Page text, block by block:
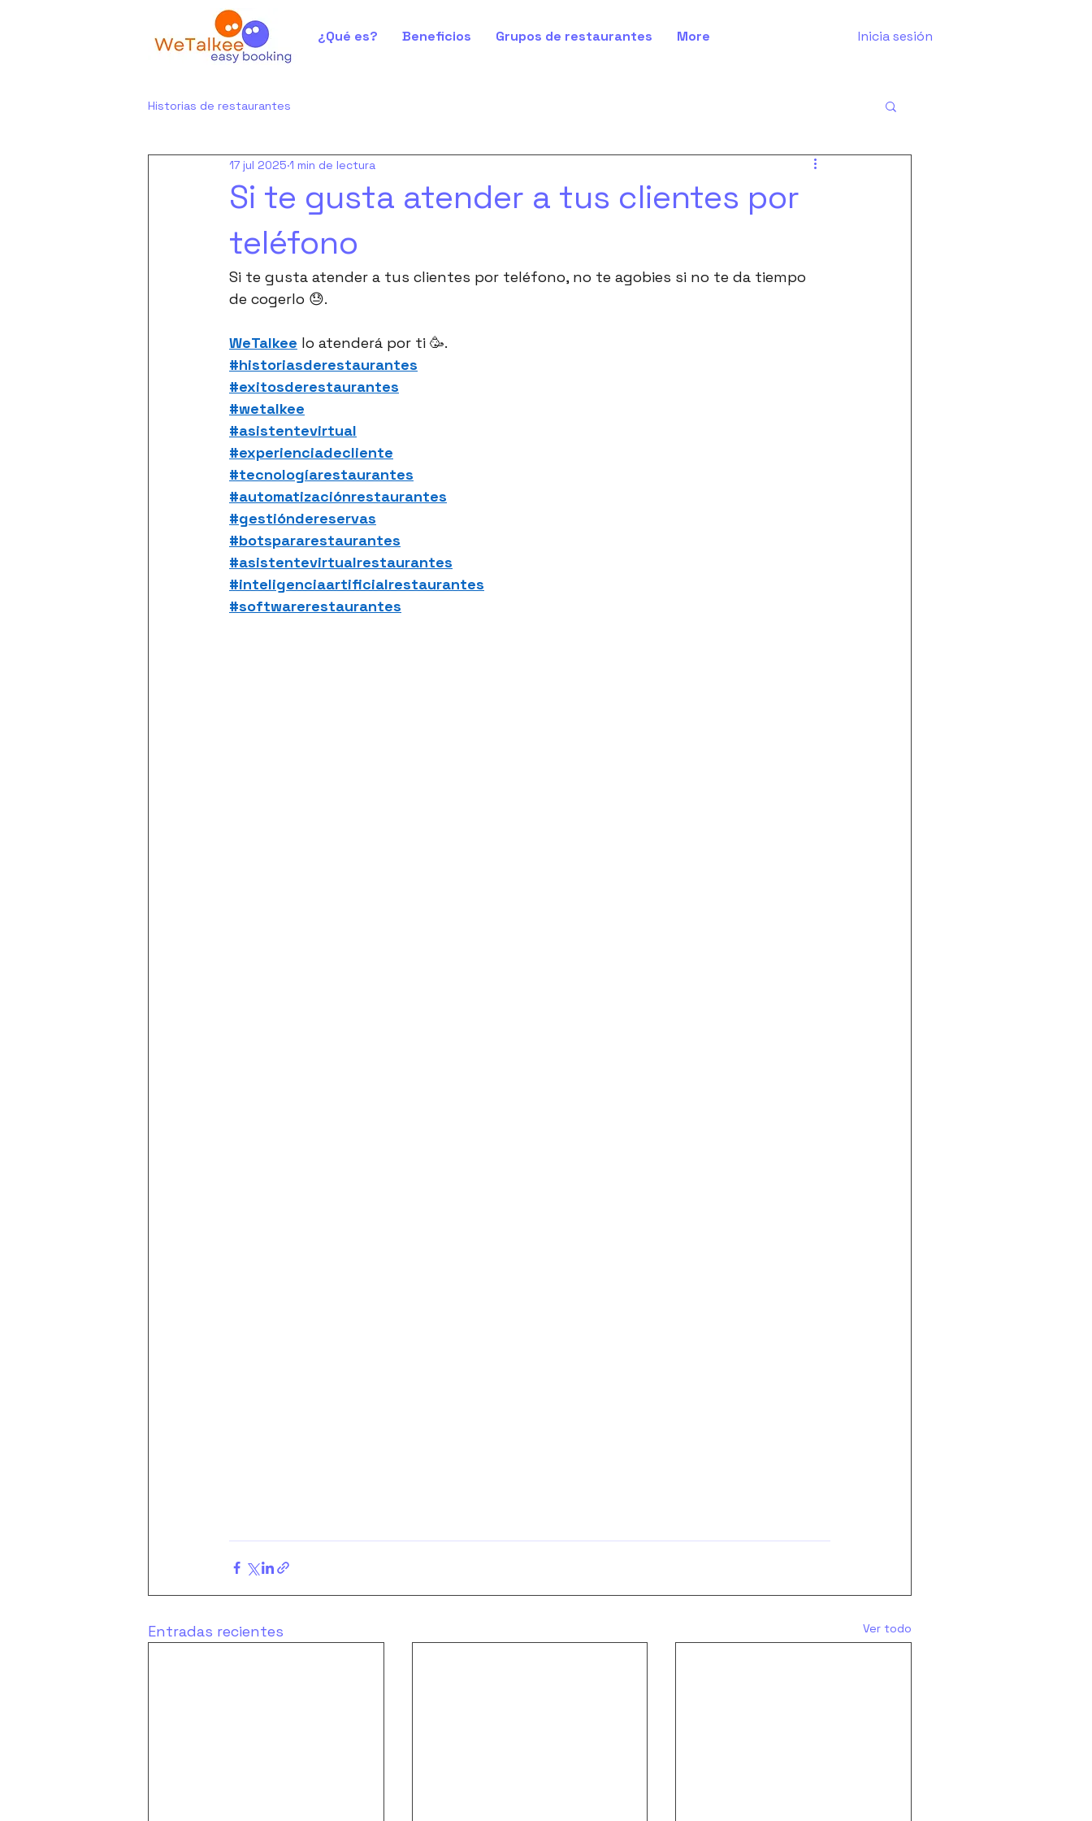
¿Qué es? Beneficios Grupos de restaurantes More Inicia sesión
Historias de restaurantes
Si te gusta atender a tus clientes por
teléfono
17 jul 2025 1 min de lectura
Si te gusta atender a tus clientes por teléfono, no te agobies si no te da tiempo
de cogerlo 😓.
WeTalkee lo atenderá por ti 🥳.
#historiasderestaurantes
#exitosderestaurantes
#wetalkee
#asistentevirtual
#experienciadecliente
#tecnologíarestaurantes
#automatizaciónrestaurantes
#gestióndereservas
#botspararestaurantes
#asistentevirtualrestaurantes
#inteligenciaartificialrestaurantes
#softwarerestaurantes
Entradas recientes Ver todo